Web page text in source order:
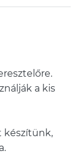
a kis
készítünk,